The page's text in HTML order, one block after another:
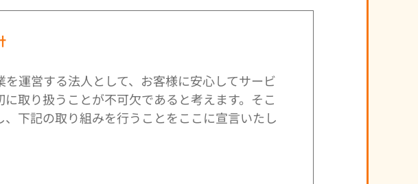
運営する法人として、お客様に安心してサービ
取り扱うことが不可欠であると考えます。そこ
下記の取り組みを行うことをここに宣言いたし